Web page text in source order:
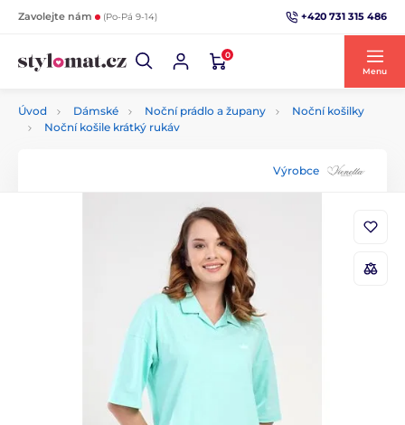
Zavolejte nám (Po-Pá 9-14) +420 731 315 486
0
Menu
Úvod Dámské Noční prádlo a župany
Noční košilky
Noční košile krátký rukáv
Výrobce